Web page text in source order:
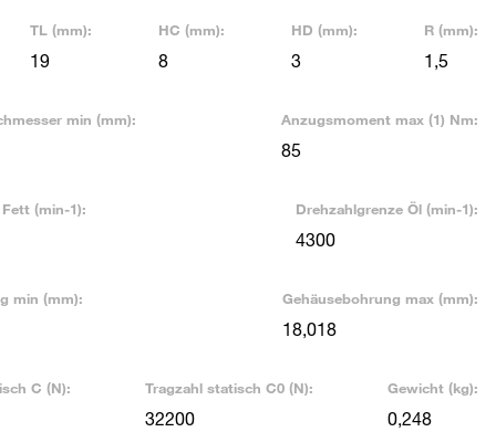
TL (mm):
19
HC (mm):
8
HD (mm):
3
R (mm):
1,5
min (mm): Anzugsmoment max (1) Nm:
85
(min-1): Drehzahlgrenze Öl (min-1):
4300
min (mm): Gehäusebohrung max (mm):
18,018
C (N): Tragzahl statisch C0 (N):
32200
Gewicht (kg):
0,248